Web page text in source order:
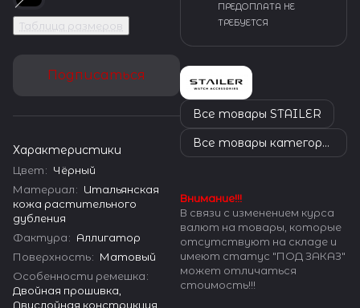
Таблица размеров
Подписаться
Характеристики
Цвет: Чёрный
Материал: Итальянская
кожа растительного
дубления
Фактура: Аллигатор
Поверхность: Матовый
Особенности ремешка:
Двойная прошивка,
Двуслойная конструкция,
ПРЕДОПЛАТА НЕ
ТРЕБУЕТСЯ
Все товары STAILER
Все товары категории
Внимание!!!
В связи с изменением курса
валют на товары, которые
отсутствуют на складе и
имеют статус "ПОД ЗАКАЗ"
может отличаться
стоимость!!!